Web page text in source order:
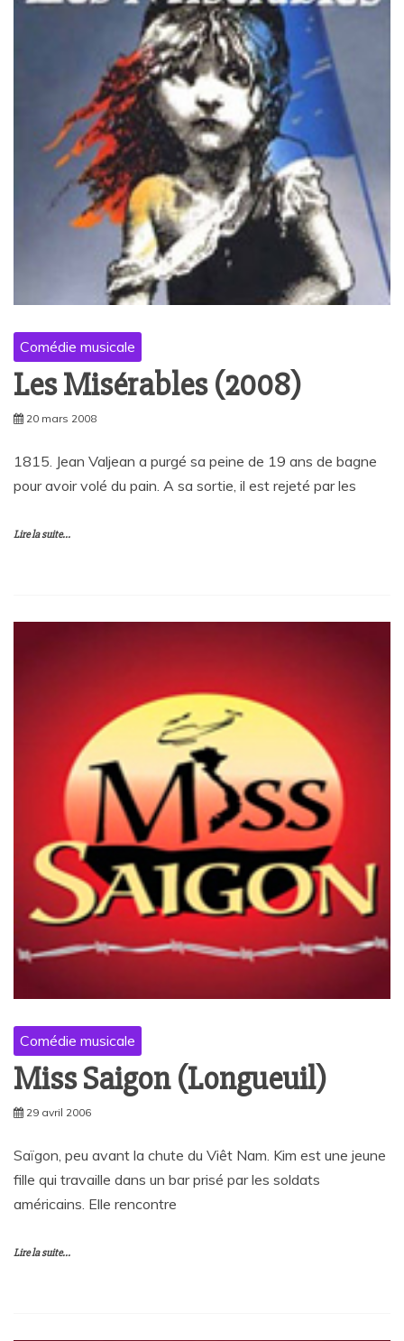
Comédie musicale
Les Misérables (2008)
20 mars 2008
1815. Jean Valjean a purgé sa peine de 19 ans de bagne
pour avoir volé du pain. A sa sortie, il est rejeté par les
Lire la suite...
Comédie musicale
Miss Saigon (Longueuil)
29 avril 2006
Saïgon, peu avant la chute du Viêt Nam. Kim est une jeune
fille qui travaille dans un bar prisé par les soldats
américains. Elle rencontre
Lire la suite...